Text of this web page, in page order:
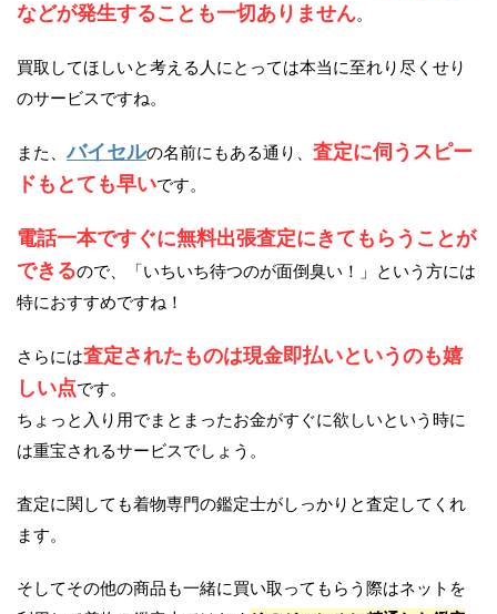
などが発生することも一切ありません。
買取してほしいと考える人にとっては本当に至れり尽くせり
のサービスですね。
また、バイセルの名前にもある通り、 査定に伺うスピー
ドもとても早いです。
電話一本ですぐに無料出張査定にきてもらうことが
できるので、「いちいち待つのが面倒臭い！」という方には
特におすすめですね！
さらには査定されたものは現金即払いというのも嬉
しい点です。
ちょっと入り用でまとまったお金がすぐに欲しいという時に
は重宝されるサービスでしょう。
査定に関しても着物専門の鑑定士がしっかりと査定してくれ
ます。
そしてその他の商品も一緒に買い取ってもらう際はネットを